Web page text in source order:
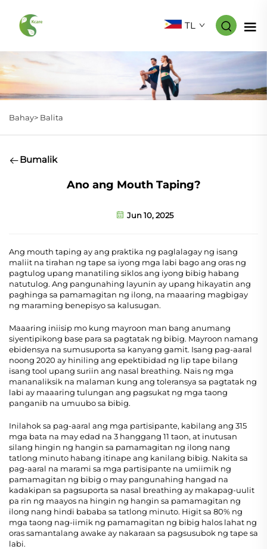
TL
Bahay> Balita
Bumalik
Ano ang Mouth Taping?
Jun 10, 2025
Ang mouth taping ay ang praktika ng paglalagay ng isang
maliit na tirahan ng tape sa iyong mga labi bago ang oras ng
pagtulog upang manatiling siklos ang iyong bibig habang
natutulog. Ang pangunahing layunin ay upang hikayatin ang
paghinga sa pamamagitan ng ilong, na maaaring magbigay
ng maraming benepisyo sa kalusugan.
Maaaring iniisip mo kung mayroon man bang anumang
siyentipikong base para sa pagtatak ng bibig. Mayroon namang
ebidensya na sumusuporta sa kanyang gamit. Isang pag-aaral
noong 2020 ay hiniling ang epektibidad ng lip tape bilang
isang tool upang suriin ang nasal breathing. Nais ng mga
mananaliksik na malaman kung ang toleransya sa pagtatak ng
labi ay maaaring tulungan ang pagsukat ng mga taong
panganib na umuubo sa bibig.
Inilahok sa pag-aaral ang mga partisipante, kabilang ang 315
mga bata na may edad na 3 hanggang 11 taon, at inutusan
silang hingin ng hangin sa pamamagitan ng ilong nang
tatlong minuto habang itinape ang kanilang bibig. Nakita sa
pag-aaral na marami sa mga partisipante na umiimik ng
pamamagitan ng bibig o may pangunahing hangad na
kadakipan sa pagsuporta sa nasal breathing ay makapag-uulit
pa rin ng maayos na hingin ng hangin sa pamamagitan ng
ilong nang hindi bababa sa tatlong minuto. Higit sa 80% ng
mga taong nag-iimik ng pamamagitan ng bibig halos lahat ng
oras samantalang awake ay nakaraan sa pagsusubok ng tape sa
labi.